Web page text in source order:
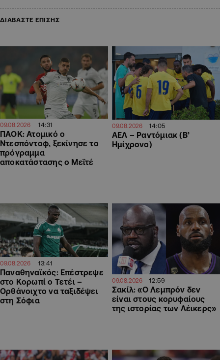
ΔΙΑΒΑΣΤΕ ΕΠΙΣΗΣ
09.08.2026 14:31
ΠΑΟΚ: Ατομικό ο
Ντεσπόντοφ, ξεκίνησε το
πρόγραμμα
αποκατάστασης ο Μεϊτέ
09.08.2026 14:05
ΑΕΛ – Ραντόμιακ (Β’
Ημίχρονο)
09.08.2026 13:41
Παναθηναϊκός: Επέστρεψε
στο Κορωπί ο Τετέι –
Ορθάνοιχτο να ταξιδέψει
στη Σόφια
09.08.2026 12:59
Σακίλ: «Ο Λεμπρόν δεν
είναι στους κορυφαίους
της ιστορίας των Λέικερς»